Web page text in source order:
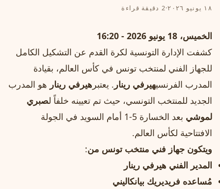
١٨ يونيو ٢٠٢٦ ·2 دقيقة قراءة
الخميس، 18 يونيو 2026 - 16:20
كشفت الإدارة التونسية لكرة القدم عن التشكيل الكامل
للجهاز الفني لمنتخب تونس في كأس العالم، بقيادة
المدرب الفرنسيهيرفي رينار . يعتبر هيرفي رينار هو المدرب
الجديد للمنتخب التونسي، حيث تم تعيينه خلفاً لصبري
لموشي
بعد الخسارة 5-1 أمام السويد في الجولة
الافتتاحية لكأس العالم.
ويتكون جهاز فني منتخب تونس من:
المدير الفني هيرفي رينار
مُساعده فريديريك بيانكاليني